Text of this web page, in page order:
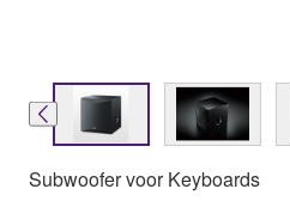
Subwoofer voor Keyboards